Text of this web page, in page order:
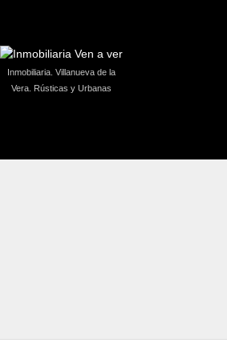
Inmobiliaria. Villanueva de la
Vera. Rústicas y Urbanas